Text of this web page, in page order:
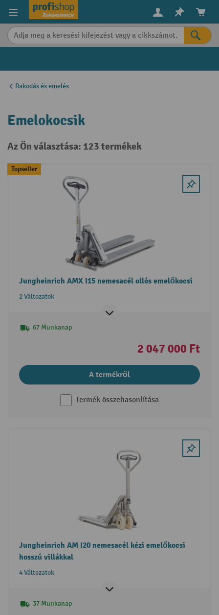
content
Rakodás és emelés
Emelokocsik
Az Ön választása: 123 termékek
Topseller
Jungheinrich AMX I15 nemesacél ollós emelőkocsi
2 Változatok
67 Munkanap
2 047 000 Ft
A termékről
Termék összehasonlítása
Jungheinrich AM I20 nemesacél kézi emelőkocsi
hosszú villákkal
4 Változatok
37 Munkanap